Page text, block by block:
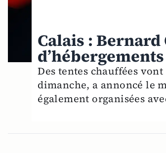
Calais : Bernard
Des tentes chauffées
dimanche, a annoncé le
également organisées